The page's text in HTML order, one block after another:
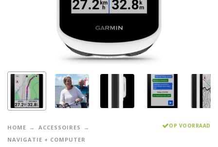
HOME
ACCESSOIRES
NAVIGATIE + COMPUTER
OP VOORRAAD